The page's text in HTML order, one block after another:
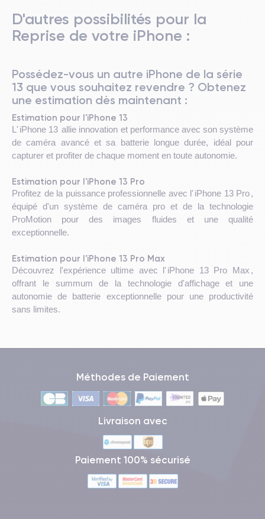
D'autres possibilités pour la
Reprise de votre iPhone :
Possédez-vous un autre iPhone de la série
13 que vous souhaitez revendre ? Obtenez
une estimation dès maintenant :
Estimation pour l'iPhone 13
L' iPhone 13 allie innovation et performance avec son système
de caméra avancé et sa batterie longue durée, idéal pour
capturer et profiter de chaque moment en toute autonomie.
Estimation pour l'iPhone 13 Pro
Profitez de la puissance professionnelle avec l' iPhone 13 Pro,
équipé d'un système de caméra pro et de la technologie
ProMotion pour des images fluides et une qualité
exceptionnelle.
Estimation pour l'iPhone 13 Pro Max
Découvrez l'expérience ultime avec l' iPhone 13 Pro Max ,
offrant le summum de la technologie d'affichage et une
autonomie de batterie exceptionnelle pour une productivité
sans limites.
Méthodes de Paiement
Livraison avec
Paiement 100% sécurisé